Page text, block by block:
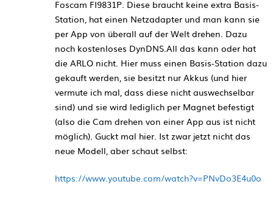
Foscam FI9831P. Diese braucht keine extra Basis-
Station, hat einen Netzadapter und man kann sie
per App von überall auf der Welt drehen. Dazu
noch kostenloses DynDNS.All das kann oder hat
die ARLO nicht. Hier muss einen Basis-Station dazu
gekauft werden, sie besitzt nur Akkus (und hier
vermute ich mal, dass diese nicht auswechselbar
sind) und sie wird lediglich per Magnet befestigt
(also die Cam drehen von einer App aus ist nicht
möglich). Guckt mal hier. Ist zwar jetzt nicht das
neue Modell, aber schaut selbst:
https://www.youtube.com/watch?v=PNvDo3E4u0o